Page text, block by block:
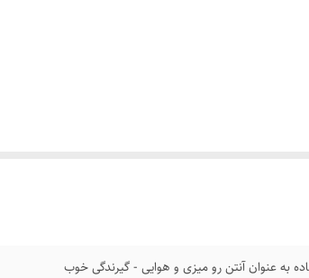
به عنوان آنتن رو میزی و هوایی - گیرندگی خوب